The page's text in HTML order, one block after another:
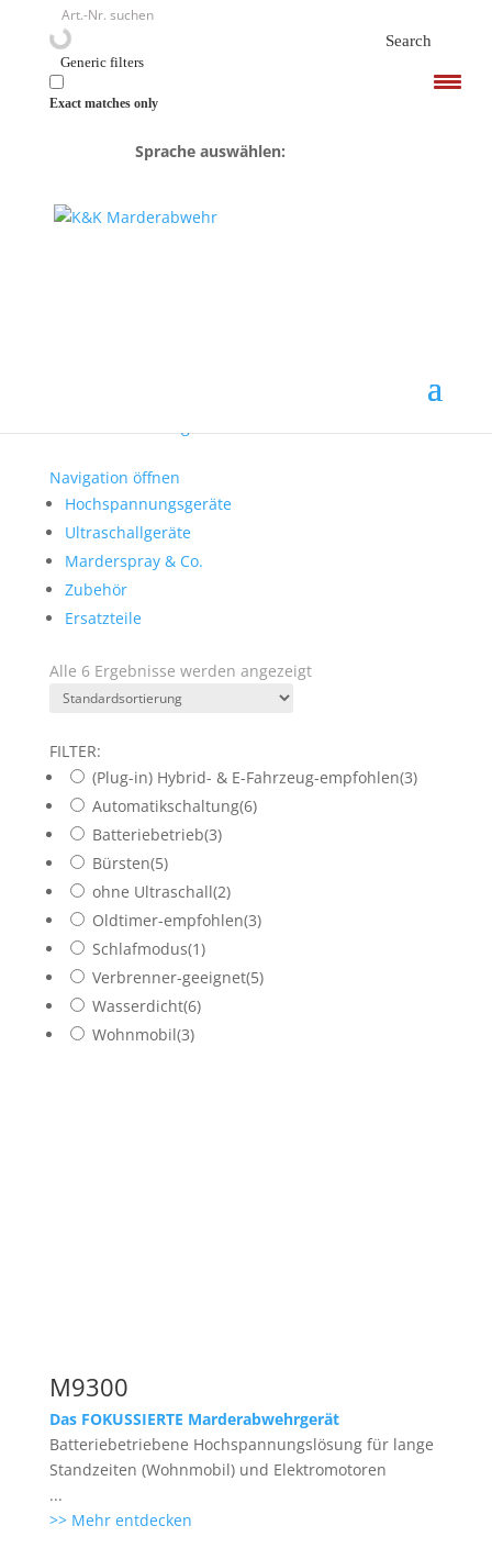
Search
Generic filters
Exact matches only
Sprache auswählen:
Hochspannungsgeräte
Navigation öffnen
Hochspannungsgeräte
Ultraschallgeräte
Marderspray & Co.
Zubehör
Ersatzteile
Alle 6 Ergebnisse werden angezeigt
FILTER:
(Plug-in) Hybrid- & E-Fahrzeug-empfohlen(3)
Automatikschaltung(6)
Batteriebetrieb(3)
Bürsten(5)
ohne Ultraschall(2)
Oldtimer-empfohlen(3)
Schlafmodus(1)
Verbrenner-geeignet(5)
Wasserdicht(6)
Wohnmobil(3)
M9300
Das FOKUSSIERTE Marderabwehrgerät
Batteriebetriebene Hochspannungslösung für lange
Standzeiten (Wohnmobil) und Elektromotoren
...
>> Mehr entdecken